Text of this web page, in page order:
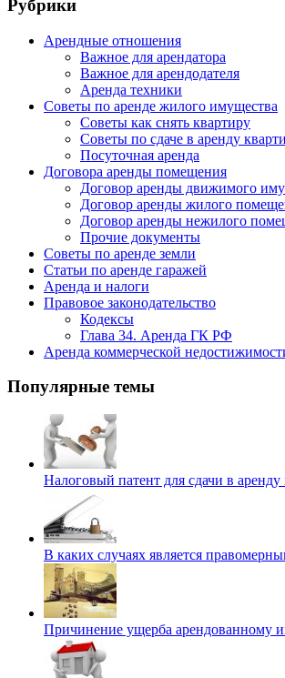
Рубрики
Арендные отношения
Важное для арендатора
Важное для арендодателя
Аренда техники
Советы по аренде жилого имущества
Советы как снять квартиру
Советы по сдаче в аренду
Посуточная аренда
Договора аренды помещения
Договор аренды движимого
Договор аренды жилого
Договор аренды нежилого
Прочие документы
Советы по аренде земли
Статьи по аренде гаражей
Аренда и налоги
Правовое законодательство
Кодексы
Глава 34. Аренда ГК РФ
Аренда коммерческой
Популярные темы
Налоговый патент для сдачи в
В каких случаях является
Причинение ущерба арендованному